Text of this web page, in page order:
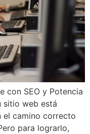
con SEO y Potencia
sitio web está
el camino correcto
para lograrlo,